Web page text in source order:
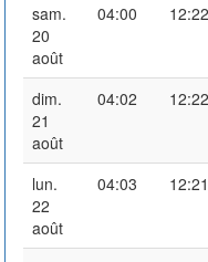
sam.
20
août
04:00 12:22
dim.
21
août
04:02 12:22
lun.
22
août
04:03 12:21